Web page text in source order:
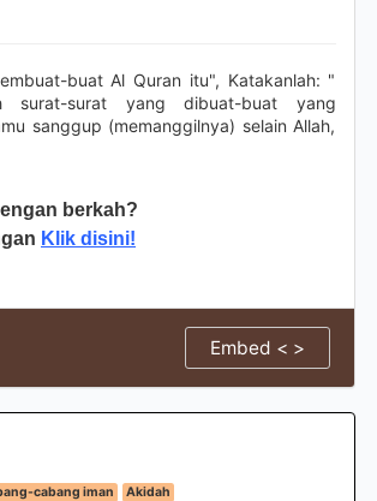
buat Al Quran itu", Katakanlah: "
surat-surat yang dibuat-buat yang
sanggup (memanggilnya) selain Allah,
berkah?
Klik disini!
Embed < >
cabang iman
Akidah